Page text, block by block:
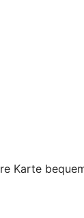
Karte